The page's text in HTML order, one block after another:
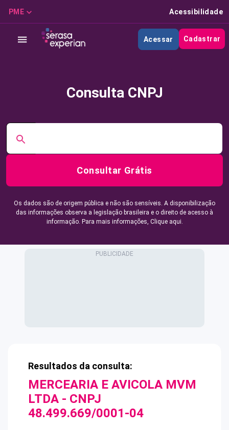
PME Acessibilidade
Acessar Cadastrar
Consulta CNPJ
Consultar Grátis
Os dados são de origem pública e não são sensíveis. A disponibilização
das informações observa a legislação brasileira e o direito de acesso à
informação. Para mais informações, Clique aqui.
Resultados da consulta:
MERCEARIA E AVICOLA MVM
LTDA - CNPJ
48.499.669/0001-04